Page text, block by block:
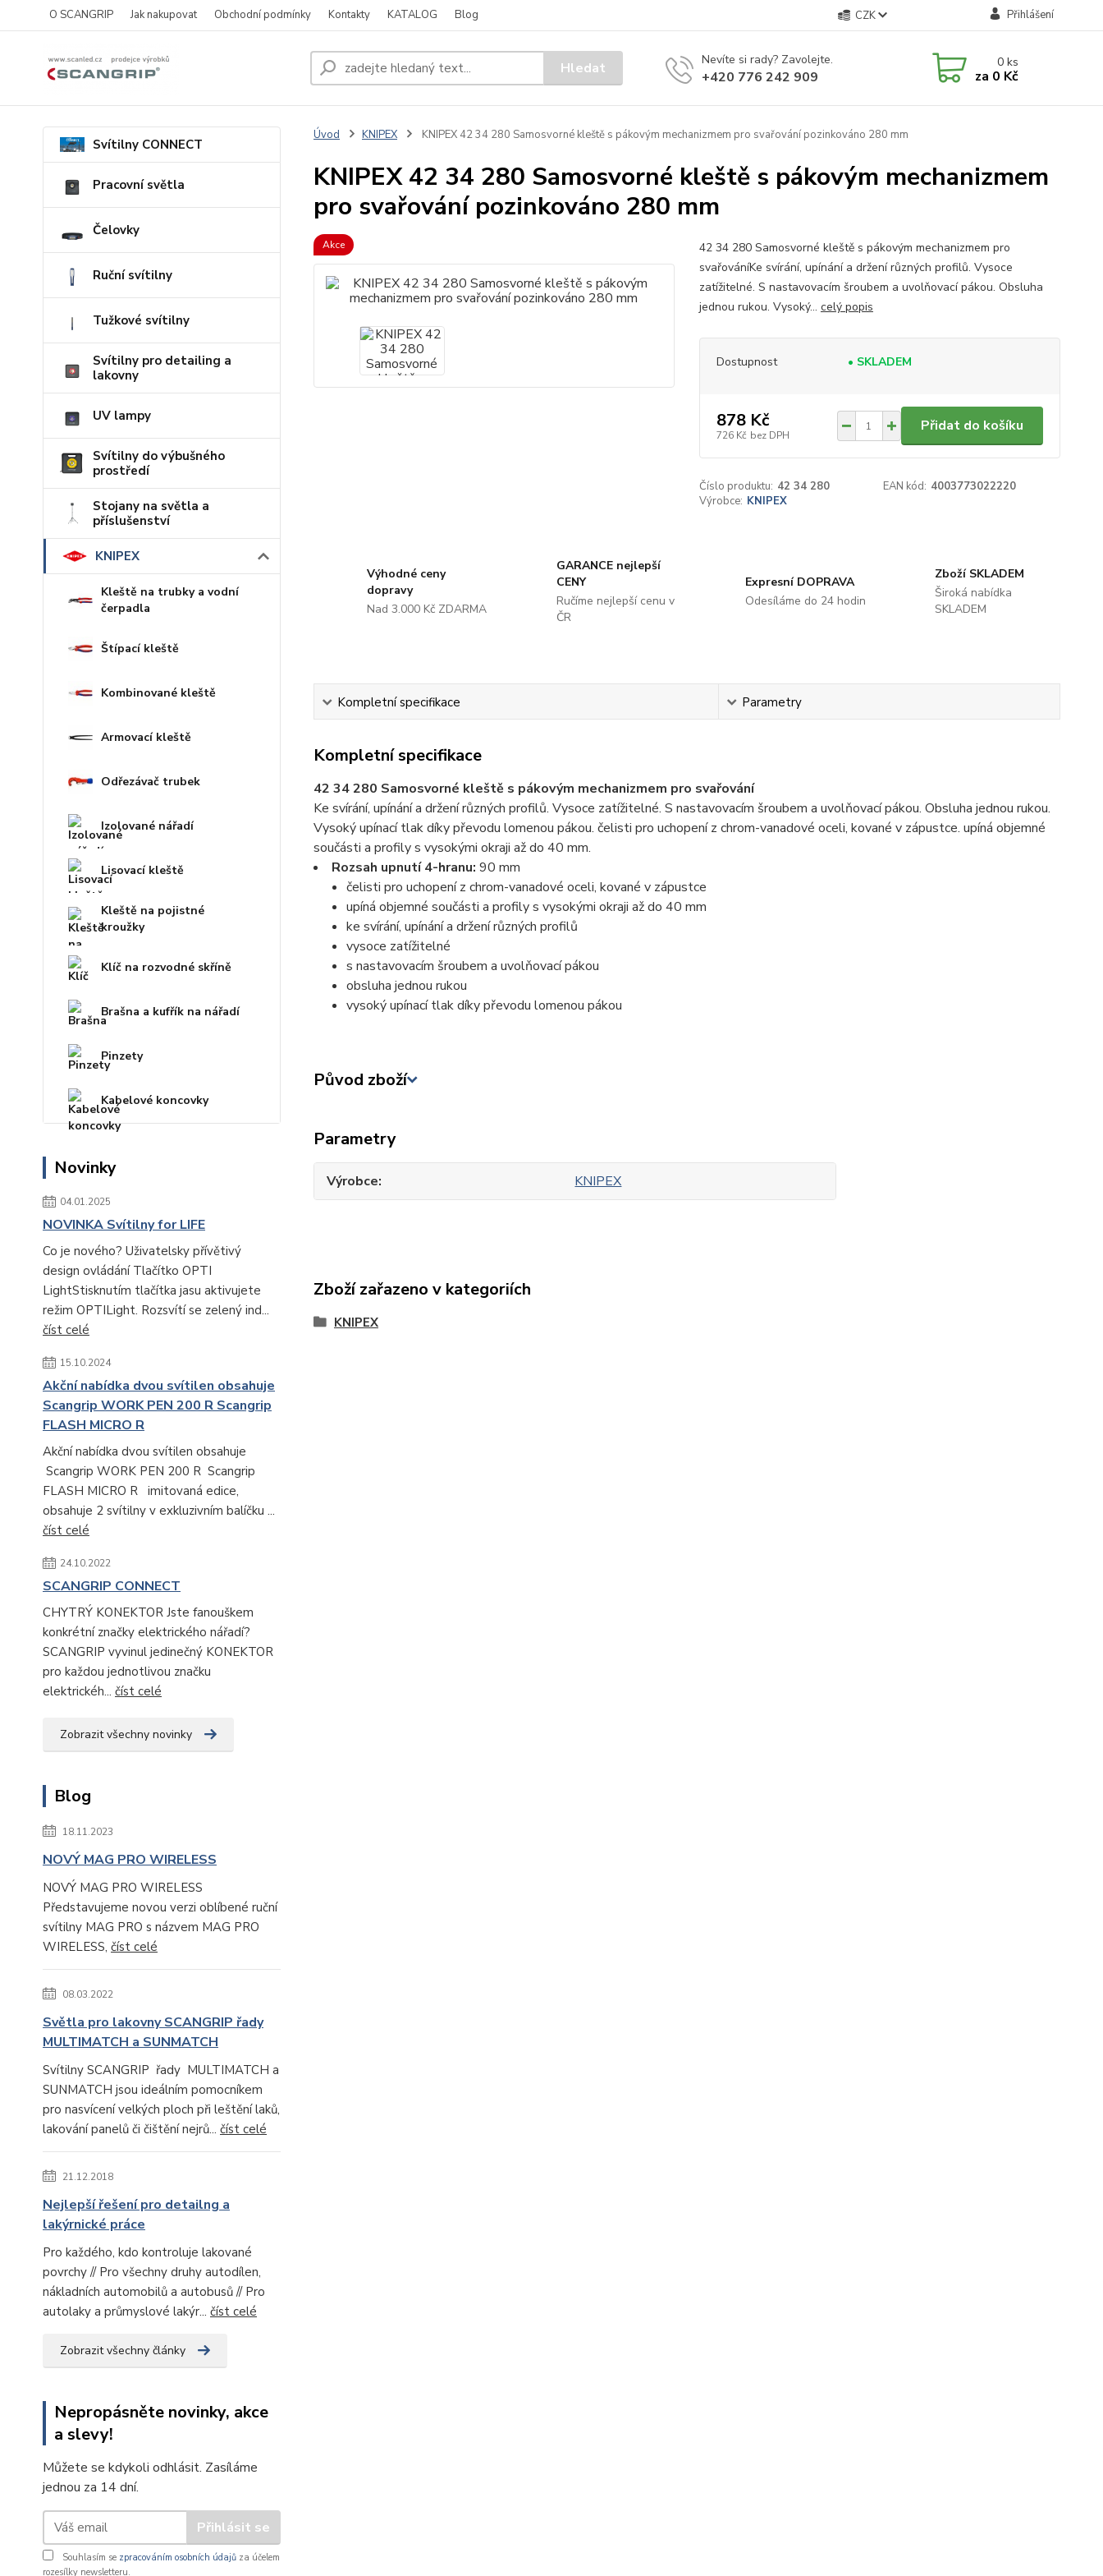
O SCANGRIP Jak nakupovat Obchodní podmínky Kontakty KATALOG Blog CZK Přihlášení
Hledat Nevíte si rady? Zavolejte.
+420 776 242 909
0ks
za 0 Kč
Svítilny CONNECT
Pracovní světla
Čelovky
Ruční svítilny
Tužkové svítilny
Svítilny pro detailing a
lakovny
UV lampy
Svítilny do výbušného
prostředí
Stojany na světla a
příslušenství
KNIPEX
Kleště na trubky a vodní
čerpadla
Štípací kleště
Kombinované kleště
Armovací kleště
Odřezávač trubek
Izolované nářadí
Lisovací kleště
Kleště na pojistné
kroužky
Klíč na rozvodné skříně
Brašna a kufřík na nářadí
Pinzety
Kabelové koncovky
Novinky
04.01.2025
NOVINKA Svítilny for LIFE
Co je nového? Uživatelsky přívětivý
design ovládání Tlačítko OPTI
LightStisknutím tlačítka jasu aktivujete
režim OPTILight. Rozsvítí se zelený ind...
číst celé
15.10.2024
Akční nabídka dvou svítilen obsahuje
Scangrip WORK PEN 200 R Scangrip
FLASH MICRO R
Akční nabídka dvou svítilen obsahuje
Scangrip WORK PEN 200 R Scangrip
FLASH MICRO R imitovaná edice,
obsahuje 2 svítilny v exkluzivním balíčku ...
číst celé
24.10.2022
SCANGRIP CONNECT
CHYTRÝ KONEKTOR Jste fanouškem
konkrétní značky elektrického nářadí?
SCANGRIP vyvinul jedinečný KONEKTOR
pro každou jednotlivou značku
elektrickéh... číst celé
Zobrazit všechny novinky
Blog
18.11.2023
NOVÝ MAG PRO WIRELESS
NOVÝ MAG PRO WIRELESS
Představujeme novou verzi oblíbené ruční
svítilny MAG PRO s názvem MAG PRO
WIRELESS, číst celé
08.03.2022
Světla pro lakovny SCANGRIP řady
MULTIMATCH a SUNMATCH
Svítilny SCANGRIP řady MULTIMATCH a
SUNMATCH jsou ideálním pomocníkem
pro nasvícení velkých ploch při leštění laků,
lakování panelů či čištění nejrů... číst celé
21.12.2018
Nejlepší řešení pro detailng a
lakýrnické práce
Pro každého, kdo kontroluje lakované
povrchy // Pro všechny druhy autodílen,
nákladních automobilů a autobusů // Pro
autolaky a průmyslové lakýr... číst celé
Zobrazit všechny články
Nepropásněte novinky, akce
a slevy!
Můžete se kdykoli odhlásit. Zasíláme
jednou za 14 dní.
Přihlásit se
Souhlasím se zpracováním osobních údajů za účelem
rozesílky newsletteru.
Úvod KNIPEX KNIPEX 42 34 280 Samosvorné kleště s pákovým mechanizmem pro svařování pozinkováno 280 mm
KNIPEX 42 34 280 Samosvorné kleště s pákovým mechanizmem
pro svařování pozinkováno 280 mm
Akce
42 34 280 Samosvorné kleště s pákovým mechanizmem pro
svařováníKe svírání, upínání a držení různých profilů. Vysoce
zatížitelné. S nastavovacím šroubem a uvolňovací pákou. Obsluha
jednou rukou. Vysoký... celý popis
Dostupnost • SKLADEM
878 Kč
726 Kč bez DPH
Přidat do košíku
Číslo produktu: 42 34 280 EAN kód: 4003773022220
Výrobce: KNIPEX
Výhodné ceny
dopravy
Nad 3.000 Kč ZDARMA
GARANCE nejlepší
CENY
Ručíme nejlepší cenu v
ČR
Expresní DOPRAVA
Odesíláme do 24 hodin
Zboží SKLADEM
Široká nabídka
SKLADEM
Kompletní specifikace Parametry
Kompletní specifikace
42 34 280 Samosvorné kleště s pákovým mechanizmem pro svařování
Ke svírání, upínání a držení různých profilů. Vysoce zatížitelné. S nastavovacím šroubem a uvolňovací pákou. Obsluha jednou rukou.
Vysoký upínací tlak díky převodu lomenou pákou. čelisti pro uchopení z chrom-vanadové oceli, kované v zápustce. upíná objemné
součásti a profily s vysokými okraji až do 40 mm.
Rozsah upnutí 4-hranu: 90 mm
čelisti pro uchopení z chrom-vanadové oceli, kované v zápustce
upíná objemné součásti a profily s vysokými okraji až do 40 mm
ke svírání, upínání a držení různých profilů
vysoce zatížitelné
s nastavovacím šroubem a uvolňovací pákou
obsluha jednou rukou
vysoký upínací tlak díky převodu lomenou pákou
Původ zboží
Parametry
Výrobce KNIPEX
Zboží zařazeno v kategoriích
KNIPEX